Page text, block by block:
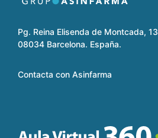
Pg. Reina Elisenda de Montcada, 13
08034 Barcelona. España.
Contacta con Asinfarma